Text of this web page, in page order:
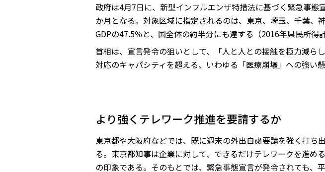
政府は4月7日に、新型インフルエンザ特措法に基づく緊急事
か月となる。対象区域に指定されるのは、東京、埼玉、千葉
GDPの47.5％と、国全体の約半分にも達する（2016年県民所得
首相は、宣言発令の狙いとして、「人と人との接触を極力減
対応のキャパシティを超える、いわゆる「医療崩壊」への強い
より強くテレワーク推進を要請するか
東京都や大阪府などでは、既に週末の外出自粛要請を強く打
る。東京都知事は企業に対して、できるだけテレワークを進
の印象である。そのもとでは、緊急事態宣言が発令されても、